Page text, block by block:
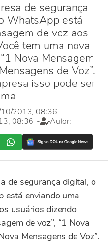
de segurança
WhatsApp está
de voz aos
tem uma nova
Nova Mensagem
de Voz”.
isso pode ser
10/2013, 08:36
08:36 - Autor:
de segurança digital, o
está enviando uma
usuários dizendo
de voz”, “1 Nova
Mensagens de Voz”.